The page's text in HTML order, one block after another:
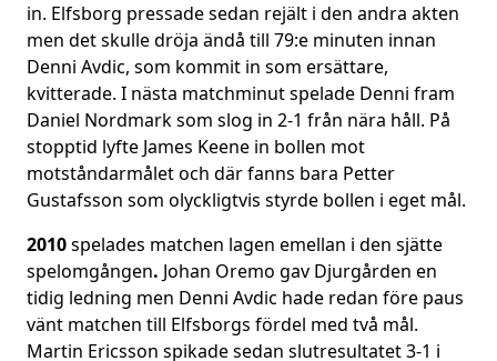
in. Elfsborg pressade sedan rejält i den andra akten
men det skulle dröja ändå till 79:e minuten innan
Denni Avdic, som kommit in som ersättare,
kvitterade. I nästa matchminut spelade Denni fram
Daniel Nordmark som slog in 2-1 från nära håll. På
stopptid lyfte James Keene in bollen mot
motståndarmålet och där fanns bara Petter
Gustafsson som olyckligtvis styrde bollen i eget mål.
2010spelades matchen lagen emellan i den sjätte
spelomgången. Johan Oremo gav Djurgården en
tidig ledning men Denni Avdic hade redan före paus
vänt matchen till Elfsborgs fördel med två mål.
Martin Ericsson spikade sedan slutresultatet 3-1 i